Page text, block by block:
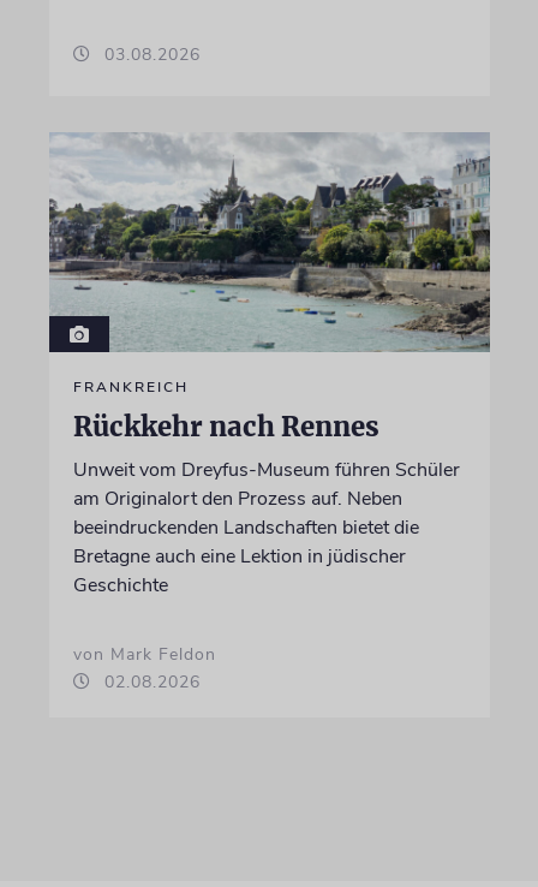
03.08.2026
FRANKREICH
Rückkehr nach Rennes
Unweit vom Dreyfus-Museum führen Schüler
am Originalort den Prozess auf. Neben
beeindruckenden Landschaften bietet die
Bretagne auch eine Lektion in jüdischer
Geschichte
von Mark Feldon
02.08.2026